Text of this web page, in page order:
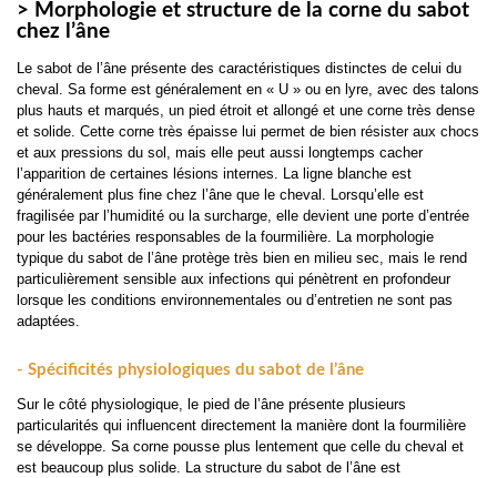
> Morphologie et structure de la corne du sabot
chez l’âne
Le sabot de l’âne présente des caractéristiques distinctes de celui du
cheval. Sa forme est généralement en « U » ou en lyre, avec des talons
plus hauts et marqués, un pied étroit et allongé et une corne très dense
et solide. Cette corne très épaisse lui permet de bien résister aux chocs
et aux pressions du sol, mais elle peut aussi longtemps cacher
l’apparition de certaines lésions internes. La ligne blanche est
généralement plus fine chez l’âne que le cheval. Lorsqu’elle est
fragilisée par l’humidité ou la surcharge, elle devient une porte d’entrée
pour les bactéries responsables de la fourmilière. La morphologie
typique du sabot de l’âne protège très bien en milieu sec, mais le rend
particulièrement sensible aux infections qui pénètrent en profondeur
lorsque les conditions environnementales ou d’entretien ne sont pas
adaptées.
- Spécificités physiologiques du sabot de l’âne
Sur le côté physiologique, le pied de l’âne présente plusieurs
particularités qui influencent directement la manière dont la fourmilière
se développe. Sa corne pousse plus lentement que celle du cheval et
est beaucoup plus solide. La structure du sabot de l’âne est